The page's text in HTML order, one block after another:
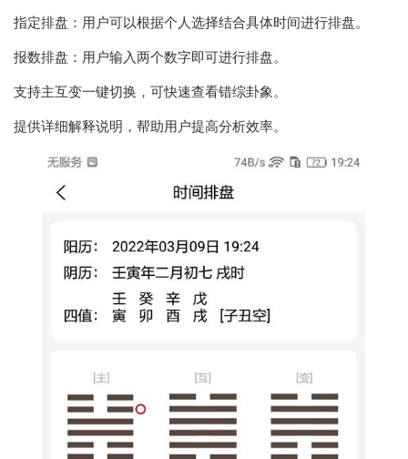
指定排盘：用户可以根据个人选择结合具体时间进行排盘。
报数排盘：用户输入两个数字即可进行排盘。
支持主互变一键切换，可快速查看错综卦象。
提供详细解释说明，帮助用户提高分析效率。